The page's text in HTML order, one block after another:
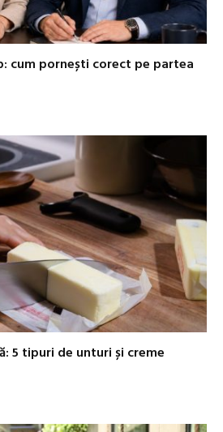
cum pornești corect pe partea
5 tipuri de unturi și creme